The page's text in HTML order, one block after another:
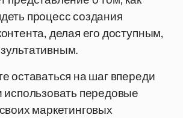
процесс создания
делая его доступным,
оставаться на шаг впереди
использовать передовые
маркетинговых